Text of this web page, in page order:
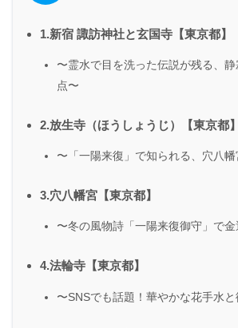
1.新宿 諏訪神社と玄国寺【東京都】
〜霊水で目を洗った伝説が残る、
点〜
2.放生寺（ほうしょうじ）【東京都】
〜「一陽来復」で知られる、穴八
3.穴八幡宮【東京都】
〜冬の風物詩「一陽来復御守」で
4.法輪寺【東京都】
〜SNSでも話題！華やかな花手水